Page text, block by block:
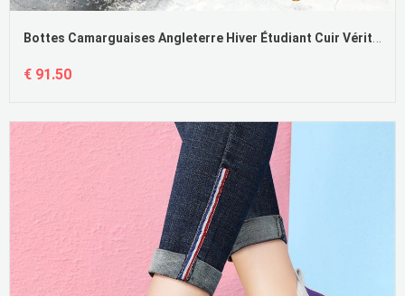
Bottes Camarguaises Angleterre Hiver Étudiant Cuir Véritable Bottes Pas Cher
€ 91.50